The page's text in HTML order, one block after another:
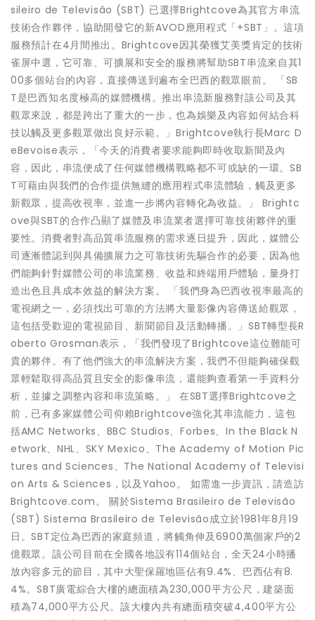
sileiro de Televisão (SBT) 已選擇Brightcove為其官方串流
技術合作夥伴，協助開發它的新AVOD應用程式「+SBT」。這項
服務預計在4月間推出。Brightcove因其榮獲艾美獎肯定的技術
雀屏中選，它可靠、可擴展和安全的服務將幫助SBT串流來自其1
00多個站台的內容，直接傳送到遍布全巴西的觀眾眼前。 「SB
T是巴西知名度極高的媒體機構。推出串流新服務對該公司及其
觀眾來說，都是跨出了重大的一步，也為娛樂及內容如何結合科
技以觸及更多觀眾做出良好示範。」Brightcove執行長Marc D
eBevoise表示，「今天的消費者要求能夠即時收取新聞及內
容，因此，串流便成了任何媒體機構戰略都不可或缺的一環。SB
T可藉由與我們的合作提供無縫的應用程式串流體驗，觸及更多
新觀眾，提高收視率，並進一步將內容轉化為收益。」 Brightc
ove與SBT的合作凸顯了媒體及串流業者選擇可靠技術夥伴的重
要性。消費者對高品質串流服務的需求逐日提升，因此，媒體公
司逐漸體認到與具備擴展力之可靠技術先驅合作的必要，因為他
們能夠針對媒體公司的串流業務、收益和終端用戶體驗，量身打
造出色且具成本效益的解決方案。 「我們身為巴西收視率最高的
電視網之一，必須找出可靠的方法將大量影像內容傳送給觀眾，
這包括受歡迎的電視節目、新聞節目及活動轉播。」SBT轉型長R
oberto Grosman表示，「我們發現了Brightcove這位難能可
貴的夥伴。有了他們強大的串流解決方案，我們不但能夠確保觀
眾輕鬆取得高品質且安全的影像串流，還能夠查看第一手資料分
析，並據之調整內容和串流策略。」 在SBT選擇Brightcove之
前，已有多家媒體公司仰賴Brightcove強化其串流能力，這包
括AMC Networks、BBC Studios、Forbes、In the Black N
etwork、NHL、SKY Mexico、The Academy of Motion Pic
tures and Sciences、The National Academy of Televisi
on Arts & Sciences，以及Yahoo。 如需進一步資訊，請造訪
Brightcove.com。 關於Sistema Brasileiro de Televisão
(SBT) Sistema Brasileiro de Televisão成立於1981年8月19
日。SBT定位為巴西的家庭頻道，將觸角伸及6900萬個家戶的2
億觀眾。該公司目前在全國各地設有114個站台，全天24小時播
放內容多元的節目，其中大聖保羅地區佔有9.4%、巴西佔有8.
4%。SBT廣電綜合大樓的總面積為230,000平方公尺，建築面
積為74,000平方公尺。該大樓內共有總面積突破4,400平方公